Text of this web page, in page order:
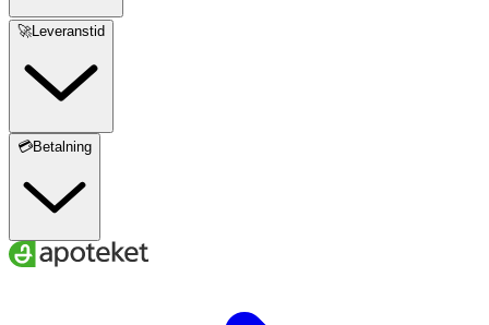
🚀Leveranstid
💳Betalning